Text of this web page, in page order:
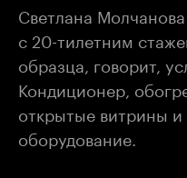
Светлана
с 20-тилетним
образца, говорит,
Кондиционер,
открытые витрины
оборудование.